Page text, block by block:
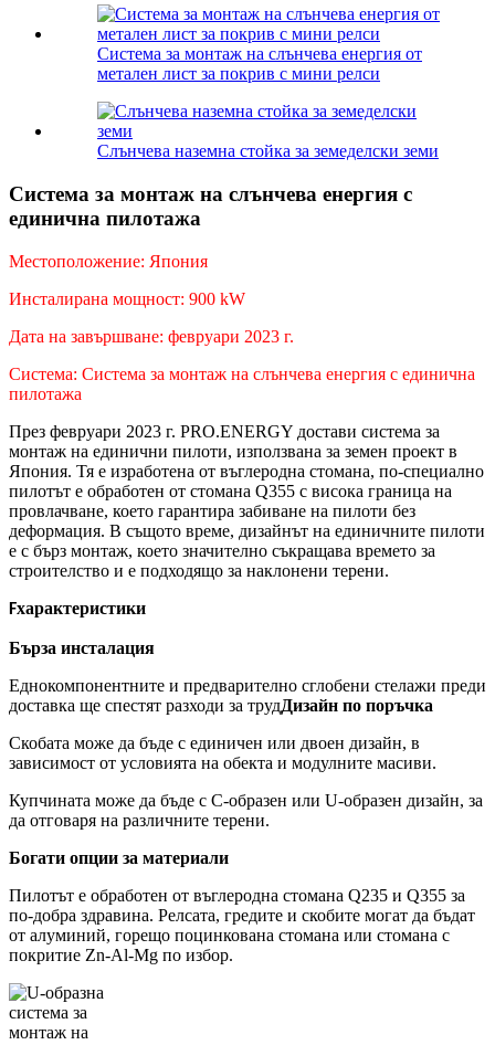
Система за монтаж на слънчева енергия от
метален лист за покрив с мини релси
Слънчева наземна стойка за земеделски земи
Система за монтаж на слънчева енергия с
единична пилотажа
Местоположение: Япония
Инсталирана мощност: 900 kW
Дата на завършване: февруари 2023 г.
Система: Система за монтаж на слънчева енергия с единична
пилотажа
През февруари 2023 г. PRO.ENERGY достави система за
монтаж на единични пилоти, използвана за земен проект в
Япония. Тя е изработена от въглеродна стомана, по-специално
пилотът е обработен от стомана Q355 с висока граница на
провлачване, което гарантира забиване на пилоти без
деформация. В същото време, дизайнът на единичните пилоти
е с бърз монтаж, което значително съкращава времето за
строителство и е подходящо за наклонени терени.
Fхарактеристики
Бърза инсталация
Еднокомпонентните и предварително сглобени стелажи преди
доставка ще спестят разходи за трудДизайн по поръчка
Скобата може да бъде с единичен или двоен дизайн, в
зависимост от условията на обекта и модулните масиви.
Купчината може да бъде с C-образен или U-образен дизайн, за
да отговаря на различните терени.
Богати опции за материали
Пилотът е обработен от въглеродна стомана Q235 и Q355 за
по-добра здравина. Релсата, гредите и скобите могат да бъдат
от алуминий, горещо поцинкована стомана или стомана с
покритие Zn-Al-Mg по избор.